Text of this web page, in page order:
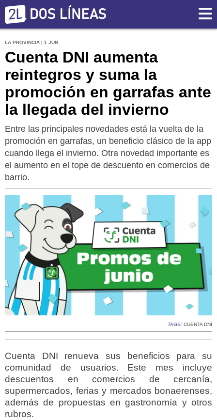
LA PROVINCIA | 1 JUN
Cuenta DNI aumenta
reintegros y suma la
promoción en garrafas ante
la llegada del invierno
Entre las principales novedades está la vuelta de la
promoción en garrafas, un beneficio clásico de la app
cuando llega el invierno. Otra novedad importante es
el aumento en el tope de descuento en comercios de
barrio.
TAGS: CUENTA DNI
Cuenta DNI renueva sus beneficios para su
comunidad de usuarios. Este mes incluye
descuentos en comercios de cercanía,
supermercados, ferias y mercados bonaerenses,
además de propuestas en gastronomía y otros
rubros.